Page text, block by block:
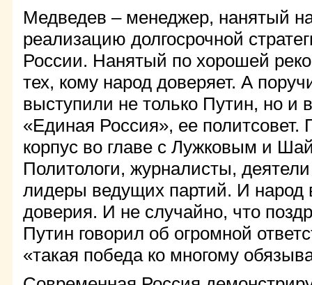
Медведев – менеджер, нанятый
реализацию долгосрочной
России. Нанятый по хорошей
тех, кому народ доверяет. А
выступили не только Путин, но и
«Единая Россия», ее политсовет.
корпус во главе с Лужковым и
Политологи, журналисты, деятели
лидеры ведущих партий. И народ
доверия. И не случайно, что
Путин говорил об огромной
«такая победа ко многому